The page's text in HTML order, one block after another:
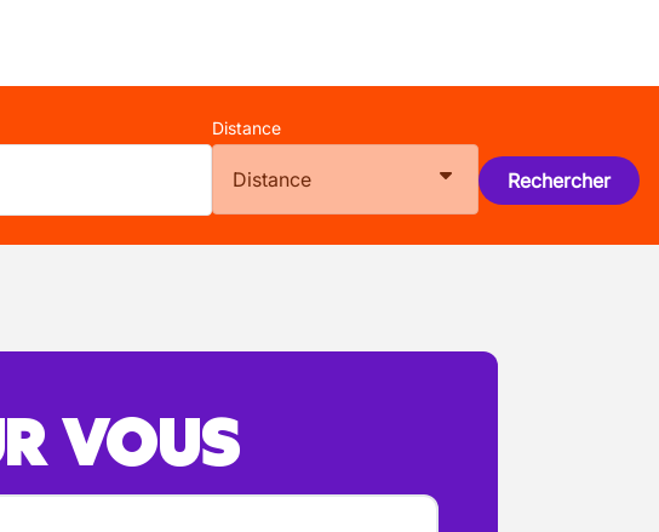
Distance
Distance Rechercher
VOUS